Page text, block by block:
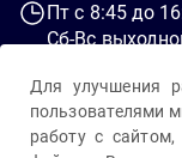
Пт c 8:45 до
Сб-Вс
Для улучшения
пользователями
работу с